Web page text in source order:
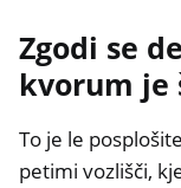
Zgodi se
kvorum je
To je le
petimi vozlišči,